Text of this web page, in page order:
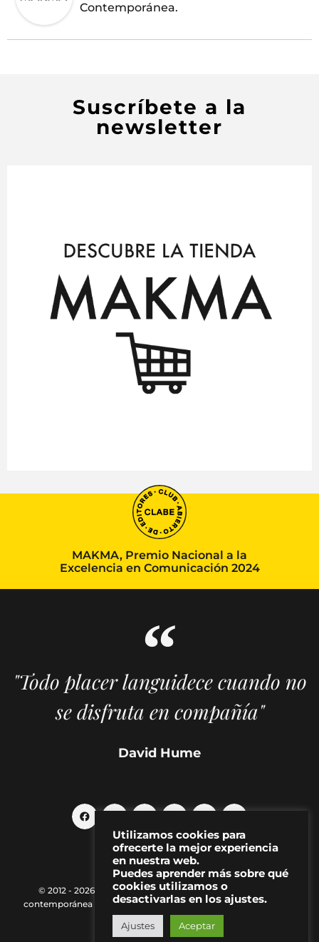
Contemporánea.
Suscríbete a la
newsletter
MAKMA, Premio Nacional a la
Excelencia en Comunicación 2024
"Todo placer languidece cuando no
se disfruta en compañía"
David Hume
© 2012 - 2026 MAKMA | Revista de artes visuales y cultura
contemporánea |
Política de Privacidad| Aviso Legal|Contacto
Utilizamos cookies para
ofrecerte la mejor experiencia
en nuestra web.
Puedes aprender más sobre qué
cookies utilizamos o
desactivarlas en los ajustes.
Ajustes Aceptar